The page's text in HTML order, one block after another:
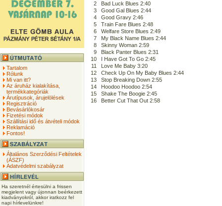
Tartalom
Rólunk
Mi van itt?
Az áruház kialakítása,
termékkategóriák
Árutípusok, árujelölések
Regisztráció
Bevásárlókosár
Fizetési módok
Szállítási idő és átvételi módok
Reklamáció
Fontos!
Általános Szerződési Feltételek
(ÁSZF)
Adatvédelmi szabályzat
Ha szeretnél értesülni a frissen
megjelent vagy újonnan beérkezett
kiadványokról, akkor iratkozz fel
napi hírlevelünkre!
2
Bad Luck Blues 2:40
3
Good Gal Blues 2:44
4
Good Gravy 2:46
5
Train Fare Blues 2:48
6
Welfare Store Blues 2:49
7
My Black Name Blues 2:44
8
Skinny Woman 2:59
9
Black Panter Blues 2:31
10
I Have Got To Go 2:45
11
Love Me Baby 3:20
12
Check Up On My Baby Blues 2:44
13
Stop Breaking Down 2:55
14
Hoodoo Hoodoo 2:54
15
Shake The Boogie 2:45
16
Better Cut That Out 2:58